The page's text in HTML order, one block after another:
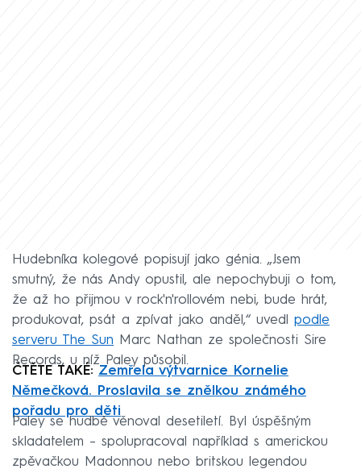
Hudebníka kolegové popisují jako génia. „Jsem
smutný, že nás Andy opustil, ale nepochybuji o tom,
že až ho přijmou v rock'n'rollovém nebi, bude hrát,
produkovat, psát a zpívat jako anděl,“ uvedl podle
serveru The Sun Marc Nathan ze společnosti Sire
Records, u níž Paley působil.
ČTĚTE TAKÉ: Zemřela výtvarnice Kornelie
Němečková. Proslavila se znělkou známého
pořadu pro děti
Paley se hudbě věnoval desetiletí. Byl úspěšným
skladatelem – spolupracoval například s americkou
zpěvačkou Madonnou nebo britskou legendou